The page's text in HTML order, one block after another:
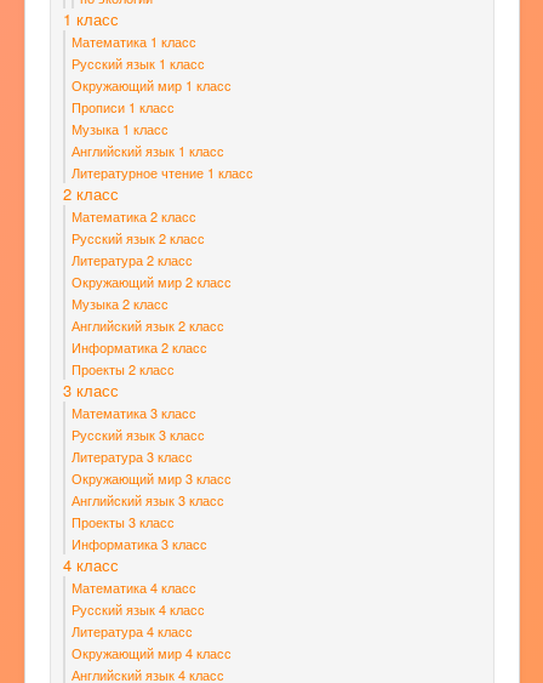
1 класс
Математика 1 класс
Русский язык 1 класс
Окружающий мир 1 класс
Прописи 1 класс
Музыка 1 класс
Английский язык 1 класс
Литературное чтение 1 класс
2 класс
Математика 2 класс
Русский язык 2 класс
Литература 2 класс
Окружающий мир 2 класс
Музыка 2 класс
Английский язык 2 класс
Информатика 2 класс
Проекты 2 класс
3 класс
Математика 3 класс
Русский язык 3 класс
Литература 3 класс
Окружающий мир 3 класс
Английский язык 3 класс
Проекты 3 класс
Информатика 3 класс
4 класс
Математика 4 класс
Русский язык 4 класс
Литература 4 класс
Окружающий мир 4 класс
Английский язык 4 класс